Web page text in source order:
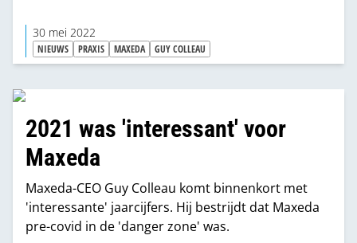
30 mei 2022
NIEUWS PRAXIS MAXEDA GUY COLLEAU
2021 was 'interessant' voor
Maxeda
Maxeda-CEO Guy Colleau komt binnenkort met
'interessante' jaarcijfers. Hij bestrijdt dat Maxeda
pre-covid in de 'danger zone' was.